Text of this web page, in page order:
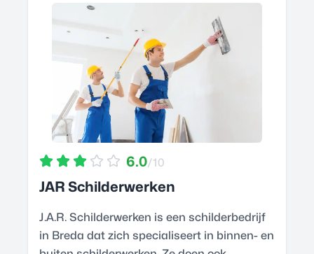
6.0/10
JAR Schilderwerken
J.A.R. Schilderwerken is een schilderbedrijf
in Breda dat zich specialiseert in binnen- en